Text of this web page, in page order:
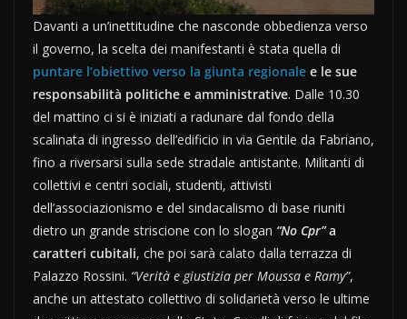
Davanti a un’inettitudine che nasconde obbedienza verso
il governo, la scelta dei manifestanti è stata quella di
puntare l’obiettivo verso la giunta regionale e le sue
responsabilità politiche e amministrative. Dalle 10.30
del mattino ci si è iniziati a radunare dal fondo della
scalinata di ingresso dell’edificio in via Gentile da Fabriano,
fino a riversarsi sulla sede stradale antistante. Militanti di
collettivi e centri sociali, studenti, attivisti
dell’associazionismo e del sindacalismo di base riuniti
dietro un grande striscione con lo slogan “No Cpr”a
caratteri cubitali, che poi sarà calato dalla terrazza di
Palazzo Rossini. “Verità e giustizia per Moussa e Ramy”,
anche un attestato collettivo di solidarietà verso le ultime